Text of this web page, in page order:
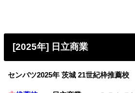
[2025年] 日立商業
センバツ2025年 茨城 21世紀枠推薦校